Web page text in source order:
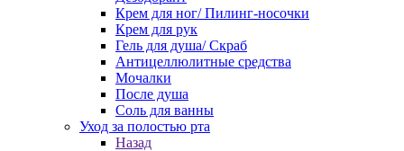
Крем для ног/ Пилинг-носочки
Крем для рук
Гель для душа/ Скраб
Антицеллюлитные средства
Мочалки
После душа
Соль для ванны
Уход за полостью рта
Назад